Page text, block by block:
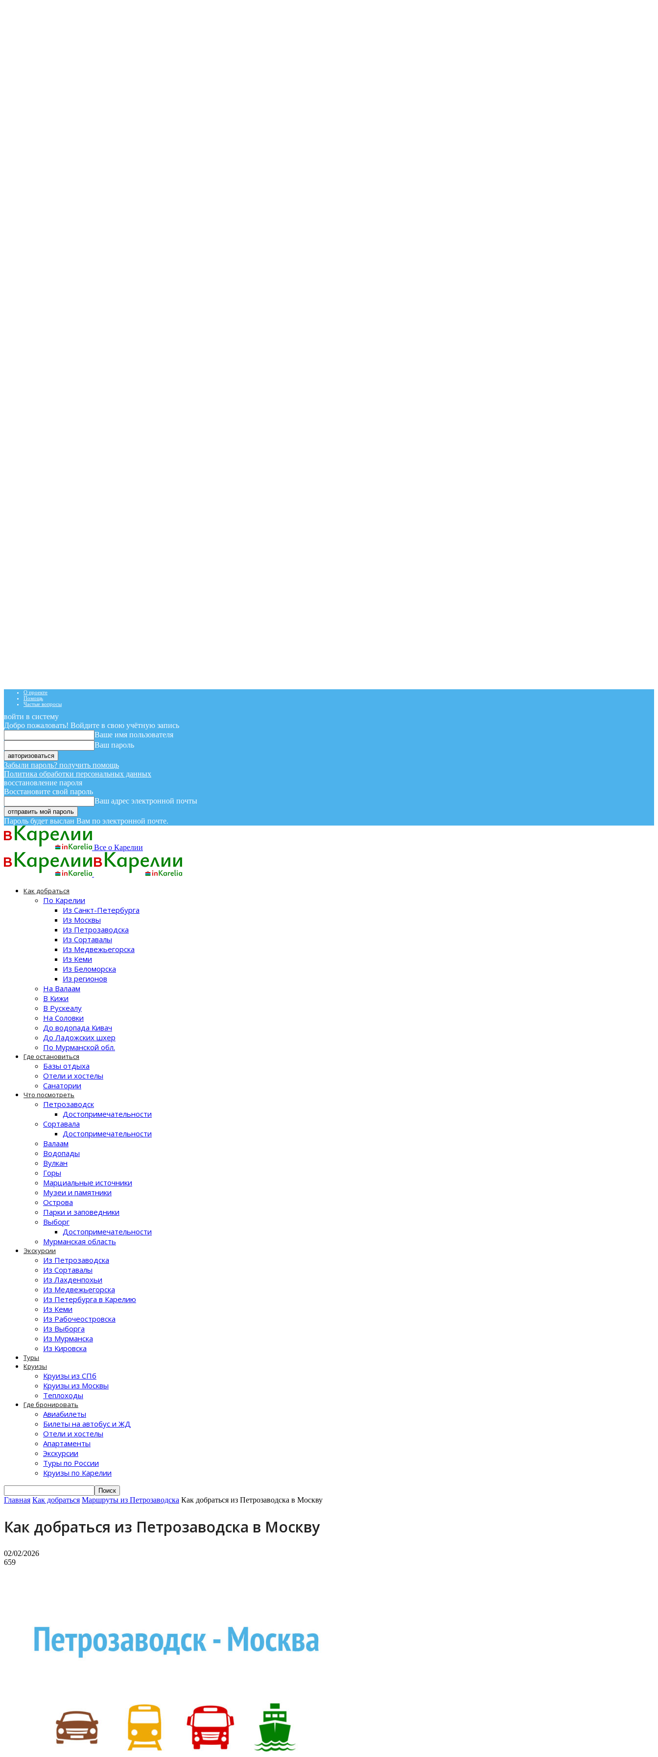
О проекте
Помощь
Частые вопросы
войти в систему
Добро пожаловать! Войдите в свою учётную запись
Ваше имя пользователя
Ваш пароль
Забыли пароль? получить помощь
Политика обработки персональных данных
восстановление пароля
Восстановите свой пароль
Ваш адрес электронной почты
Пароль будет выслан Вам по электронной почте.
Все о Карелии
Как добраться
По Карелии
Из Санкт-Петербурга
Из Москвы
Из Петрозаводска
Из Сортавалы
Из Медвежьегорска
Из Кеми
Из Беломорска
Из регионов
На Валаам
В Кижи
В Рускеалу
На Соловки
До водопада Кивач
До Ладожских шхер
По Мурманской обл.
Где остановиться
Базы отдыха
Отели и хостелы
Санатории
Что посмотреть
Петрозаводск
Достопримечательности
Сортавала
Достопримечательности
Валаам
Водопады
Вулкан
Горы
Марциальные источники
Музеи и памятники
Острова
Парки и заповедники
Выборг
Достопримечательности
Мурманская область
Экскурсии
Из Петрозаводска
Из Сортавалы
Из Лахденпохьи
Из Медвежьегорска
Из Петербурга в Карелию
Из Кеми
Из Рабочеостровска
Из Выборга
Из Мурманска
Из Кировска
Туры
Круизы
Круизы из СПб
Круизы из Москвы
Теплоходы
Где бронировать
Авиабилеты
Билеты на автобус и ЖД
Отели и хостелы
Апартаменты
Экскурсии
Туры по России
Круизы по Карелии
Главная Как добраться Маршруты из Петрозаводска Как добраться из Петрозаводска в Москву
Как добраться из Петрозаводска в Москву
02/02/2026
659